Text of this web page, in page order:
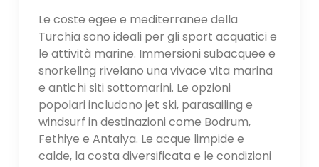
Le coste egee e mediterranee della
Turchia sono ideali per gli sport acquatici e
le attività marine. Immersioni subacquee e
snorkeling rivelano una vivace vita marina
e antichi siti sottomarini. Le opzioni
popolari includono jet ski, parasailing e
windsurf in destinazioni come Bodrum,
Fethiye e Antalya. Le acque limpide e
calde, la costa diversificata e le condizioni